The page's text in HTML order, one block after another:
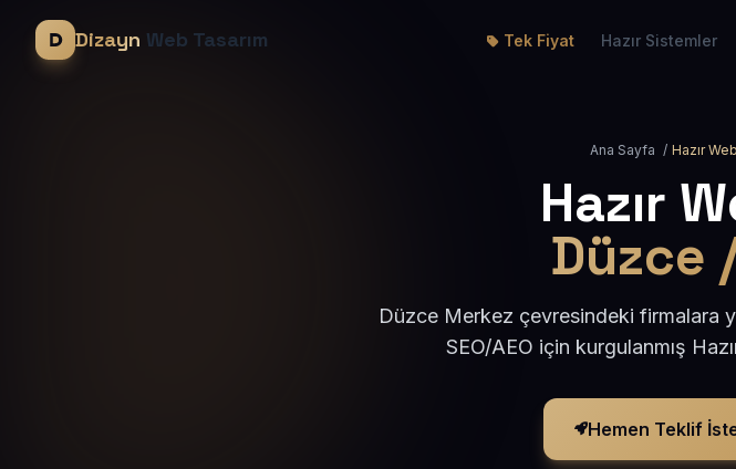
Dizayn Web Tasarım Tek Fiyat Hazır Sistemler
Ana Sayfa / Hazır
Hazır
Düzce
Düzce Merkez çevresindeki firmalara
SEO/AEO için kurgulanmış
Hemen Teklif